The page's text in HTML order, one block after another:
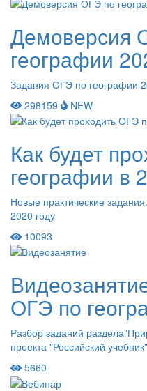
Демоверсия
географии
Задания ОГЭ по географии
298159
NEW
Как будет
географии в
Новые практические
2020 году
10093
ОГЭ по
Разбор заданий
проекта "Российский учебник"
5660